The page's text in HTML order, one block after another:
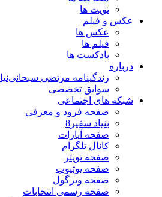
تویت ها
عکس و فیلم
عکس ها
فیلم ها
پادکست ها
درباره
زندگینامه مرتضی سبحانی‌نیا
سوابق تخصصی
شبکه های اجتماعی
صفحه فرود و معرفی
بنیاد سفیر8
صفحه آپارات
کانال تلگرام
صفحه تویتر
صفحه یوتیوب
صفحه ویرگول
صفحه رسمی انتخابات